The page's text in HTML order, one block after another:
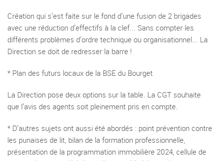
Création qui s’est faite sur le fond d’une fusion de 2 brigades
avec une réduction d’effectifs à la clef... Sans compter les
différents problèmes d’ordre technique ou organisationnel... La
Direction se doit de redresser la barre !
* Plan des futurs locaux de la BSE du Bourget
La Direction pose deux options sur la table. La CGT souhaite
que l’avis des agents soit pleinement pris en compte.
* D’autres sujets ont aussi été abordés : point prévention contre
les punaises de lit, bilan de la formation professionnelle,
présentation de la programmation immobilière 2024, cellule de